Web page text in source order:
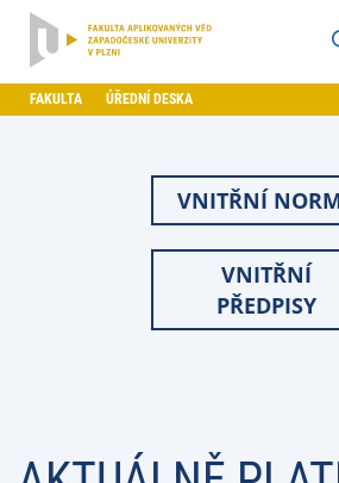
FAKULTA ÚŘEDNÍ DESKA
VNITŘNÍ
VNITŘNÍ
PŘEDPISY